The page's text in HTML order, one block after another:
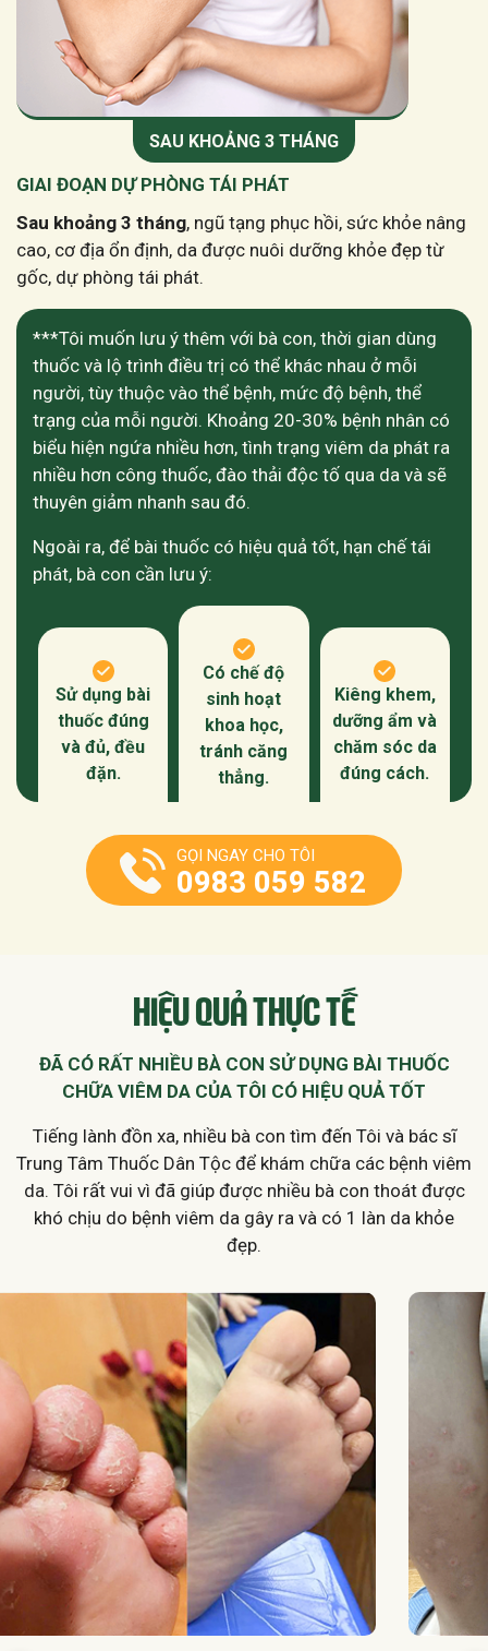
SAU KHOẢNG 3 THÁNG
GIAI ĐOẠN DỰ PHÒNG TÁI PHÁT
Sau khoảng 3 tháng, ngũ tạng phục hồi, sức khỏe nâng
cao, cơ địa ổn định, da được nuôi dưỡng khỏe đẹp từ
gốc, dự phòng tái phát.
***Tôi muốn lưu ý thêm với bà con, thời gian dùng
thuốc và lộ trình điều trị có thể khác nhau ở mỗi
người, tùy thuộc vào thể bệnh, mức độ bệnh, thể
trạng của mỗi người. Khoảng 20-30% bệnh nhân có
biểu hiện ngứa nhiều hơn, tình trạng viêm da phát ra
nhiều hơn công thuốc, đào thải độc tố qua da và sẽ
thuyên giảm nhanh sau đó.
Ngoài ra, để bài thuốc có hiệu quả tốt, hạn chế tái
phát, bà con cần lưu ý:
Sử dụng bài
thuốc đúng
và đủ, đều
đặn.
Có chế độ
sinh hoạt
khoa học,
tránh căng
thẳng.
Kiêng khem,
dưỡng ẩm và
chăm sóc da
đúng cách.
GỌI NGAY CHO TÔI
0983 059 582
HIỆU QUẢ THỰC TẾ
ĐÃ CÓ RẤT NHIỀU BÀ CON SỬ DỤNG BÀI THUỐC
CHỮA VIÊM DA CỦA TÔI CÓ HIỆU QUẢ TỐT
Tiếng lành đồn xa, nhiều bà con tìm đến Tôi và bác sĩ
Trung Tâm Thuốc Dân Tộc để khám chữa các bệnh viêm
da. Tôi rất vui vì đã giúp được nhiều bà con thoát được
khó chịu do bệnh viêm da gây ra và có 1 làn da khỏe
đẹp.